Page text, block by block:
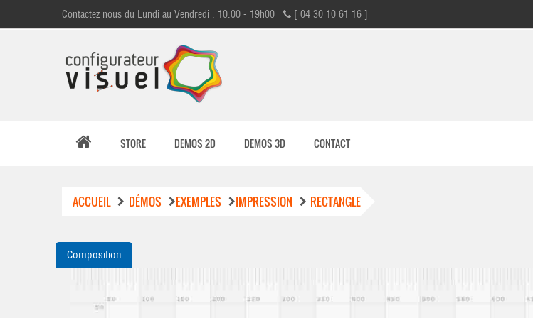
Contactez nous du Lundi au Vendredi : 10:00 - 19h00 [ 04 30 10 61 16 ]
STORE DEMOS 2D DEMOS 3D CONTACT
ACCUEIL DÉMOS EXEMPLES IMPRESSION RECTANGLE
Composition